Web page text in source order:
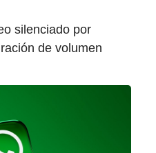
silenciado por
de volumen